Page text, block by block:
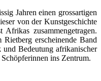
Jahren einen grossartigen
von der Kunstgeschichte
zusammengetragen.
erscheinende Band
Bedeutung afrikanischer
ins Zentrum.